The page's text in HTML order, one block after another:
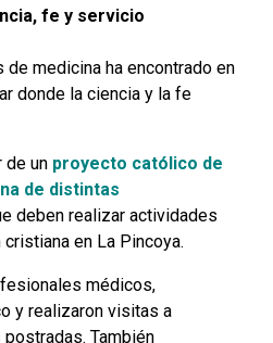
fe y servicio
medicina ha encontrado en
donde la ciencia y la fe
de un proyecto católico de
de distintas
deben realizar actividades
en La Pincoya.
médicos,
y realizaron visitas a
También